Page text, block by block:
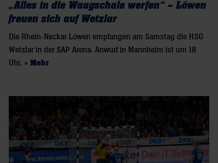
„Alles in die Waagschale werfen“ – Löwen
freuen sich auf Wetzlar
Die Rhein-Neckar Löwen empfangen am Samstag die HSG
Wetzlar in der SAP Arena. Anwurf in Mannheim ist um 18
Uhr. » Mehr